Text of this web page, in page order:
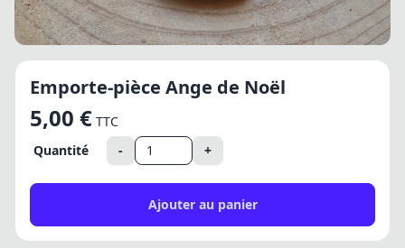
Emporte-pièce Ange de Noël
5,00 € TTC
Quantité
- +
Ajouter au panier